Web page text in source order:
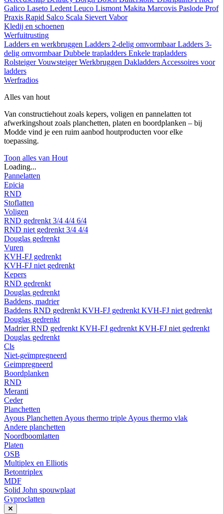
Galico Laseto Ledent Leuco Lismont Makita Marcovis Paslode Prof
Praxis Rapid Salco Scala Sievert Vabor
Kledij en schoenen
Werfuitrusting
Ladders en werkbruggen Ladders 2-delig omvormbaarLadders 3-
delig omvormbaarDubbele trapladders Enkele trapladders
RolsteigerVouwsteigerWerkbruggen Dakladders Accessoires voor
ladders
Werfradios
Alles van hout
Van constructiehout zoals kepers, voligen en pannelatten tot
afwerkingshout zoals planchetten, platen en boordplanken – bij
Modde vind je een ruim aanbod houtproducten voor elke
toepassing.
Toon alles van Hout
Loading...
Pannelatten
Epicia
RND
Stoflatten
Voligen
RND gedrenkt 3/4 4/4 6/4
RND niet gedrenkt 3/4 4/4
Douglas gedrenkt
Vuren
KVH-FJ gedrenkt
KVH-FJ niet gedrenkt
Kepers
RND gedrenkt
Douglas gedrenkt
Baddens, madrier
Baddens RND gedrenkt KVH-FJ gedrenkt KVH-FJ niet gedrenkt
Douglas gedrenkt
MadrierRND gedrenkt KVH-FJ gedrenkt KVH-FJ niet gedrenkt
Douglas gedrenkt
Cls
Niet-geïmpregneerd
Geimpregneerd
Boordplanken
RND
Meranti
Ceder
Planchetten
Ayous Planchetten Ayous thermo triple Ayous thermo vlak
Andere planchetten
Noordboomlatten
Platen
OSB
Multiplex en Elliotis
Betontriplex
MDF
Solid John spouwplaat
Gyproclatten